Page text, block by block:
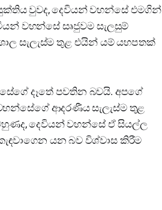
වුවද, දෙවියන් වහන්සේ එමගින්
වහන්සේ සෘජුවම සැලසුම්
සැලැස්ම තුළ එයින් යම් යහපතක්
දෑතේ පවතින බවයි. අපගේ
ආදරණීය සැලැස්ම තුළ
දෙවියන් වහන්සේ ඒ සියල්ල
යන බව විශ්වාස කිරීම